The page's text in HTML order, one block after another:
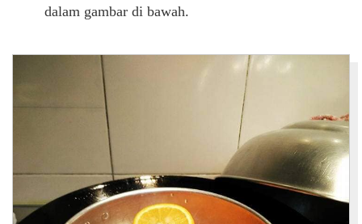
dalam gambar di bawah.